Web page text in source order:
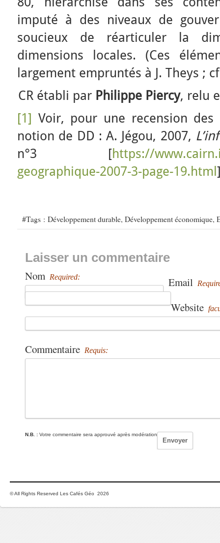
imputé à des niveaux de
soucieux de réarticuler la
dimensions locales. (Ces
largement empruntés à J. Theys ;
CR établi par Philippe Piercy, relu
[1] Voir, pour une recension
notion de DD : A. Jégou, 2007,
n°3 [https://
geographique-2007-3-page-19.html
#Tags : Développement durable, Développement économique,
Laisser un commentaire
Nom Required: Email
Website
Commentaire Requis:
N.B. : Votre commentaire sera approuvé après modération
© All Rights Reserved Les Cafés Géo 2026